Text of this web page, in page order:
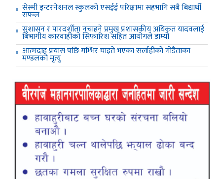
सेस्मी इन्टरनेशनल स्कुलको एसईई परिक्षामा सहभागि सबै बिद्यार्थी
सफल
सुशासन र पारदर्शीता नचाहने प्रमुख प्रशासकीय अधिकृत यादवलाई
बिभागीय कारवाहीको सिफारिश सहित आयोगले डाम्यो
आत्मदाह प्रयास पछि गम्भिर घाइते भएका सर्लाहीको गोडैताका
मण्डलको मृत्यु